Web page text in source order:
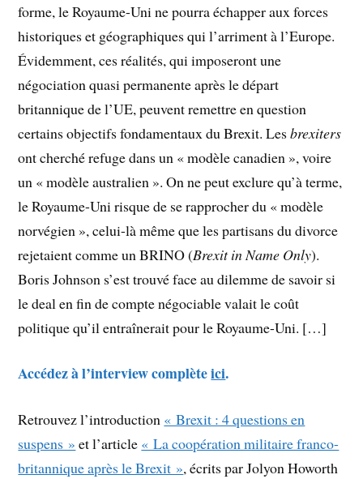
forme, le Royaume-Uni ne pourra échapper aux forces
historiques et géographiques qui l’arriment à l’Europe.
Évidemment, ces réalités, qui imposeront une
négociation quasi permanente après le départ
britannique de l’UE, peuvent remettre en question
certains objectifs fondamentaux du Brexit. Lesbrexiters
ont cherché refuge dans un « modèle canadien », voire
un « modèle australien ». On ne peut exclure qu’à terme,
le Royaume-Uni risque de se rapprocher du « modèle
norvégien », celui-là même que les partisans du divorce
rejetaient comme un BRINO (Brexit in Name Only).
Boris Johnson s’est trouvé face au dilemme de savoir si
le deal en fin de compte négociable valait le coût
politique qu’il entraînerait pour le Royaume-Uni. […]
Accédez à l’interview complèteici.
Retrouvez l’introduction « Brexit : 4 questions en
suspens » et l’article « La coopération militaire franco-
britannique après le Brexit », écrits par Jolyon Howorth